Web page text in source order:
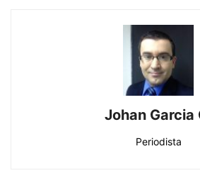
Johan Garcia
Periodista